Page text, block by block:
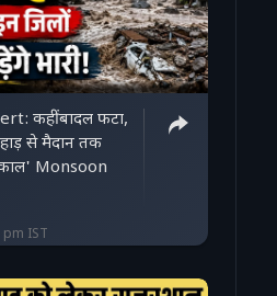
कहीं बादल फटा,
से मैदान तक
Monsoon
pm IST